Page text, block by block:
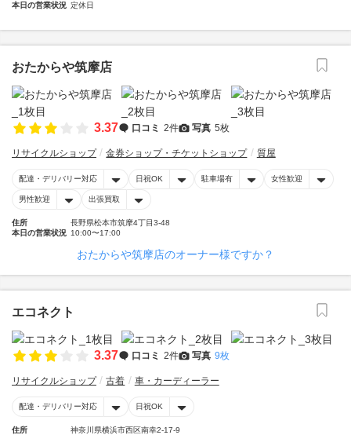
本日の営業状況 定休日
おたからや筑摩店
3.37 口コミ 2件 写真 5枚
リサイクルショップ 金券ショップ・チケットショップ 質屋
配達・デリバリー対応 日祝OK 駐車場有 女性歓迎
男性歓迎 出張買取
住所
長野県松本市筑摩4丁目3-48
本日の営業状況 10:00〜17:00
おたからや筑摩店のオーナー様ですか？
エコネクト
3.37 口コミ 2件 写真 9枚
リサイクルショップ 古着 車・カーディーラー
配達・デリバリー対応 日祝OK
住所
神奈川県横浜市西区南幸2-17-9